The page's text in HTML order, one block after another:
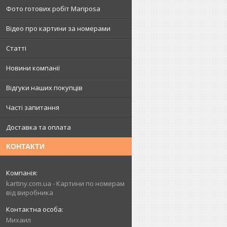
Фото готових робіт Mariposa
Відео про картини за номерами
Статті
Новини компанії
Відгуки наших покупців
Часті запитання
Доставка та оплата
КОНТАКТИ
kartiny.com.ua - Картини по номерам
від виробника
Михаил